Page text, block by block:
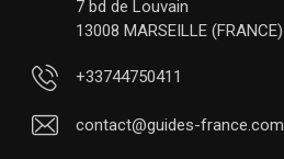
7 bd de Louvain
13008 MARSEILLE (FRANCE)
+33744750411
contact@guides-france.com